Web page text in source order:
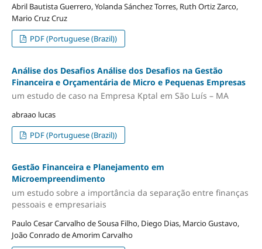
Abril Bautista Guerrero, Yolanda Sánchez Torres, Ruth Ortiz Zarco,
Mario Cruz Cruz
PDF (Portuguese (Brazil))
Análise dos Desafios Análise dos Desafios na Gestão
Financeira e Orçamentária de Micro e Pequenas Empresas
um estudo de caso na Empresa Kptal em São Luís – MA
abraao lucas
PDF (Portuguese (Brazil))
Gestão Financeira e Planejamento em
Microempreendimento
um estudo sobre a importância da separação entre finanças
pessoais e empresariais
Paulo Cesar Carvalho de Sousa Filho, Diego Dias, Marcio Gustavo,
João Conrado de Amorim Carvalho